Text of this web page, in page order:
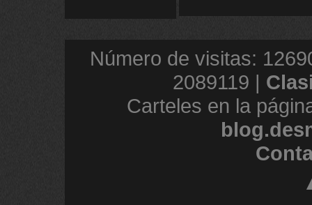
Número de visitas:
2089119 |
Carteles en la